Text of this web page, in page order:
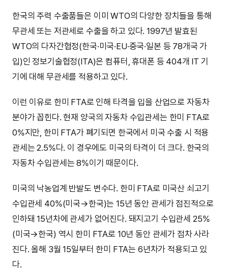
한국의 주력 수출품들은 이미 WTO의 다양한 장치들을 통해
무관세 또는 저관세로 수출을 하고 있다. 1997년 발효된
WTO의 다자간협정(한국·미국·EU·중국·일본 등 78개국 가
입)인 정보기술협정(ITA)은 컴퓨터, 휴대폰 등 404개 IT 기
기에 대해 무관세를 적용하고 있다.
이런 이유로 한미 FTA로 인해 타격을 입을 산업으로 자동차
분야가 꼽힌다. 현재 양국의 자동차 수입관세는 한미 FTA로
0%지만, 한미 FTA가 폐기되면 한국에서 미국 수출 시 적용
관세는 2.5%다. 이 경우에도 미국의 타격이 더 크다. 한국의
자동차 수입관세는 8%이기 때문이다.
미국의 낙농업계 반발도 변수다. 한미 FTA로 미국산 쇠고기
수입관세 40%(미국→한국)는 15년 동안 관세가 점진적으로
인하돼 15년차에 관세가 없어진다. 돼지고기 수입관세 25%
(미국→한국) 역시 한미 FTA로 10년 동안 관세가 점차 사라
진다. 올해 3월 15일부터 한미 FTA는 6년차가 적용되고 있
다.